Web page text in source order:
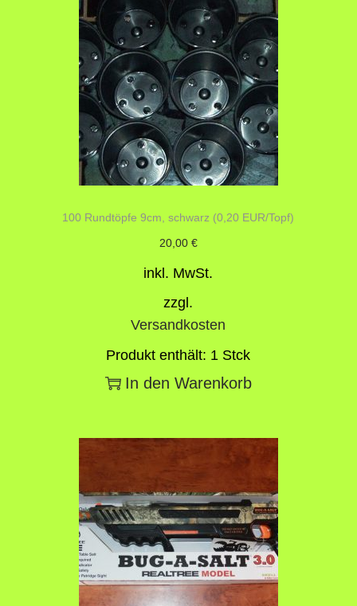
100 Rundtöpfe 9cm, schwarz (0,20 EUR/Topf)
20,00 €
inkl. MwSt.
zzgl.
Versandkosten
Produkt enthält: 1 Stck
In den Warenkorb